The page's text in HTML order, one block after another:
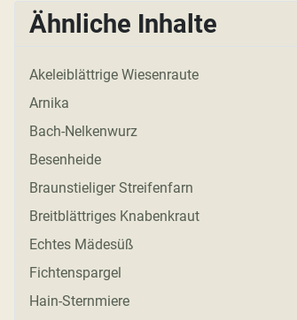
Ähnliche Inhalte
Akeleiblättrige Wiesenraute
Arnika
Bach-Nelkenwurz
Besenheide
Braunstieliger Streifenfarn
Breitblättriges Knabenkraut
Echtes Mädesüß
Fichtenspargel
Hain-Sternmiere